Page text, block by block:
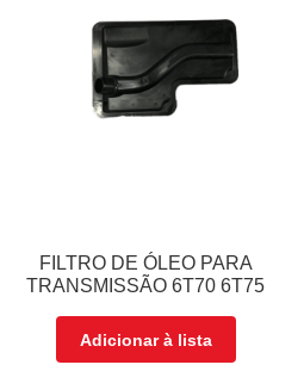
FILTRO DE ÓLEO PARA
TRANSMISSÃO 6T70 6T75
Adicionar à lista